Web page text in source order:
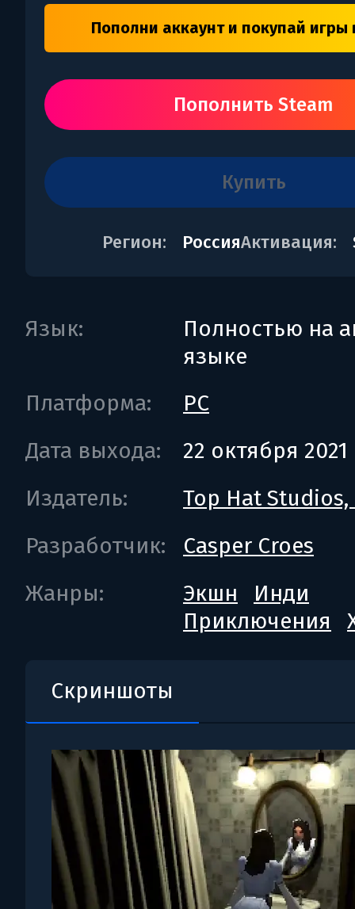
Пополни аккаунт и покупай игры
Пополнить Steam
купить
Регион: РоссияАктивация:
Язык:
Полностью на
языке
Платформа:
PC
Дата выхода:
22 октября 2021
Издатель:
Top Hat Studios,
Разработчик:
Casper Croes
Жанры:
Экшн
Инди
Приключения
Скриншоты